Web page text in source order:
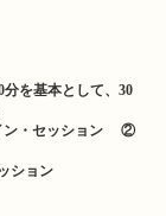
分を基本として、30
ン・セッション ②
ション